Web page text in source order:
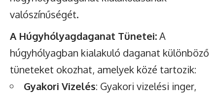
valószínűségét.
A Húgyhólyagdaganat Tünetei:A
húgyhólyagban kialakuló daganat különböző
tüneteket okozhat, amelyek közé tartozik:
Gyakori Vizelés: Gyakori vizelési inger,